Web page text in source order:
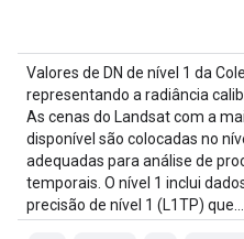
Valores de DN de nível 1 da
representando a radiância
As cenas do Landsat com a
disponível são colocadas no
adequadas para análise de
temporais. O nível 1 inclui
precisão de nível 1 (L1TP) que…